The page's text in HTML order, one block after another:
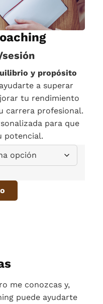
y propósito
a superar
tu rendimiento
carrera profesional.
para que
potencial.
me conozcas y,
puede ayudarte